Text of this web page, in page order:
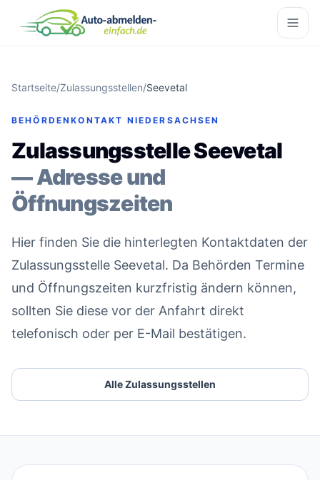
Startseite/Zulassungsstellen/Seevetal
BEHÖRDENKONTAKT NIEDERSACHSEN
Zulassungsstelle Seevetal
— Adresse und
Öffnungszeiten
Hier finden Sie die hinterlegten Kontaktdaten der
Zulassungsstelle Seevetal. Da Behörden Termine
und Öffnungszeiten kurzfristig ändern können,
sollten Sie diese vor der Anfahrt direkt
telefonisch oder per E-Mail bestätigen.
Alle Zulassungsstellen